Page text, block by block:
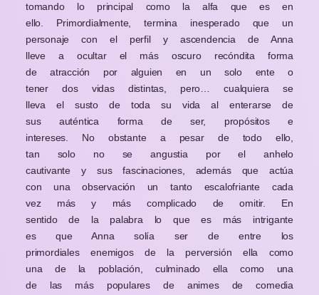
tomando lo principal como la alfa que es en
ello. Primordialmente, termina inesperado que un
personaje con el perfil y ascendencia de Anna
lleve a ocultar el más oscuro recóndita forma
de atracción por alguien en un solo ente o
tener dos vidas distintas, pero… cualquiera se
lleva el susto de toda su vida al enterarse de
sus auténtica forma de ser, propósitos e
intereses. No obstante a pesar de todo ello,
tan solo no se angustia por el anhelo
cautivante y sus fascinaciones, además que actúa
con una observación un tanto escalofriante cada
vez más y más complicado de omitir. En
sentido de la palabra lo que es más intrigante
es que Anna solía ser de entre los
primordiales enemigos de la perversión ella como
una de la población, culminado ella como una
de las más populares de animes de comedia